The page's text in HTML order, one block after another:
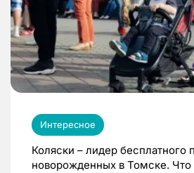
Интересное
Коляски – лидер бесплатного
новорожденных в Томске.